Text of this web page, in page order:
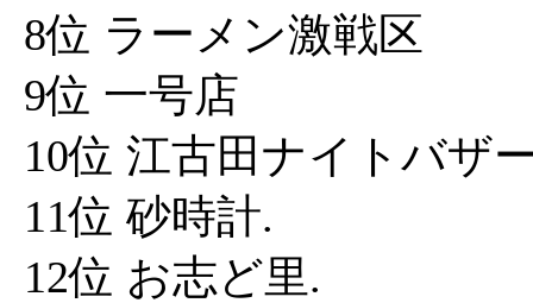
8位 ラーメン激戦区
9位 一号店
10位 江古田ナイトバザ
11位 砂時計.
12位 お志ど里.